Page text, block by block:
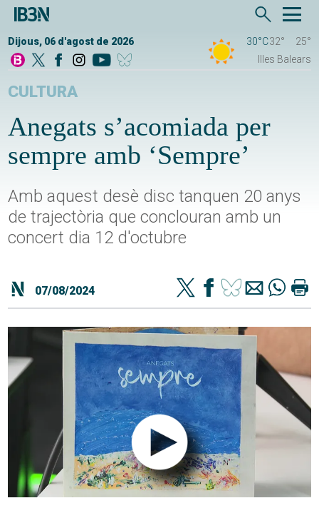
Dijous, 06 d'agost de 2026 30°C32°
25°
Illes Balears
CULTURA
Anegats s’acomiada per
sempre amb ‘Sempre’
Amb aquest desè disc tanquen 20 anys
de trajectòria que conclouran amb un
concert dia 12 d'octubre
07/08/2024